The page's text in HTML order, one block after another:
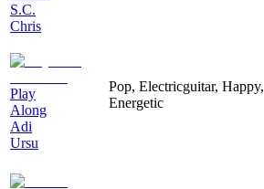
S.C.
Chris
Play
Along
Adi
Ursu
Pop, Electricguitar, Happy,
Energetic